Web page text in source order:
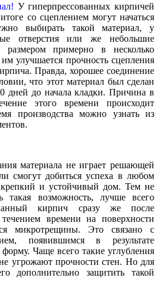
У гиперпрессованных кирпичей
со сцеплением могут начаться
выбирать такой материал, у
отверстия или же небольшие
размером примерно в несколько
улучшается прочность сцепления
Правда, хорошее соединение
что этот материал был сделан
дней до начала кладки. Причина в
этого времени происходит
производства можно узнать из
материала не играет решающей
смогут добиться успеха в любом
крепкий и устойчивый дом. Тем не
такая возможность, лучше всего
кирпич сразу же после
времени на поверхности
микротрещины. Это связано с
появившимся в результате
форму. Чаще всего такие углубления
угрожают прочности стен. Но для
дополнительно защитить такой